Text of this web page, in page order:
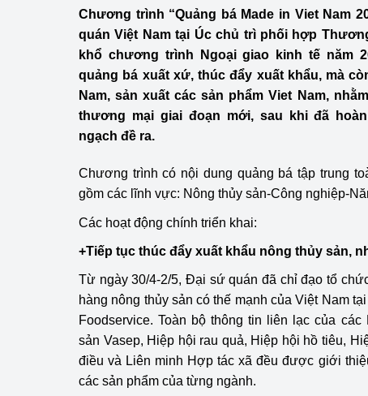
Hoạt động của Bộ
Công Thương - Công
Chuyển đổi số
Lịch sử phát triển
Phát triển nguồn
Phát triển bền vững
Tổ chức kiểm định
Văn hóa ngành
Tái cơ cấu ngành
Quản lý thị trường
Chương trình “Quảng bá Made in Viet Nam
quán Việt Nam tại Úc chủ trì phối hợp
khổ chương trình Ngoại giao kinh tế năm
quảng bá xuất xứ, thúc đẩy xuất khẩu, mà
Nam, sản xuất các sản phẩm Viet Nam,
thương mại giai đoạn mới, sau khi đã
ngạch đề ra.
Chương trình có nội dung quảng bá tập trung
gồm các lĩnh vực: Nông thủy sản-Công nghiệp-
Các hoạt động chính triển khai:
+Tiếp tục thúc đẩy xuất khẩu nông thủy sản,
Từ ngày 30/4-2/5, Đại sứ quán đã chỉ đạo tổ
hàng nông thủy sản có thế mạnh của Việt Nam
Foodservice. Toàn bộ thông tin liên lạc của
sản Vasep, Hiệp hội rau quả, Hiệp hội hồ tiêu,
điều và Liên minh Hợp tác xã đều được giới
các sản phẩm của từng ngành.